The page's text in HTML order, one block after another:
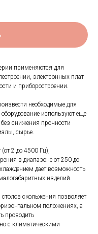
применяются для
электронных плат
и приборостроении.
необходимые для
используют еще
без снижения прочности
сырье.
2 до 4500 Гц),
в диапазоне от 250 до
дает возможность
изделий.
скольжения позволяет
положениях, а
проводить
с климатическими